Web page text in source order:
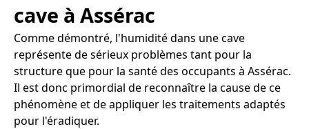
cave à Assérac
Comme démontré, l'humidité dans une cave
représente de sérieux problèmes tant pour la
structure que pour la santé des occupants à Assérac.
Il est donc primordial de reconnaître la cause de ce
phénomène et de appliquer les traitements adaptés
pour l'éradiquer.